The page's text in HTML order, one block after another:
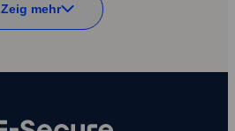
Zeig mehr